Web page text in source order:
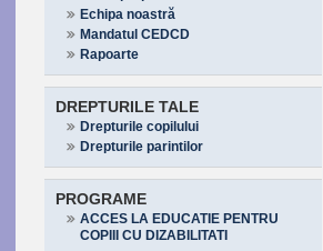
Echipa noastră
Mandatul CEDCD
Rapoarte
DREPTURILE TALE
Drepturile copilului
Drepturile parintilor
PROGRAME
ACCES LA EDUCATIE PENTRU
COPIII CU DIZABILITATI